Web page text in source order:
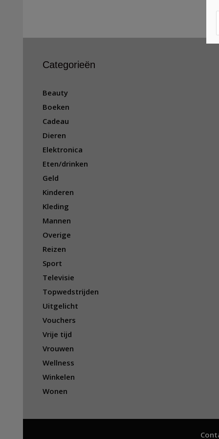
Categorieën
Beauty
Boeken
Cadeau
Dieren
Elektronica
Eten/drinken
Geld
Kinderen
Kleding
Mannen
Overige
Reizen
Sport
Televisie
Topwedstrijden
Uitgelicht
Vouchers
Vrije tijd
Vrouwen
Wellness
Winkelen
Wonen